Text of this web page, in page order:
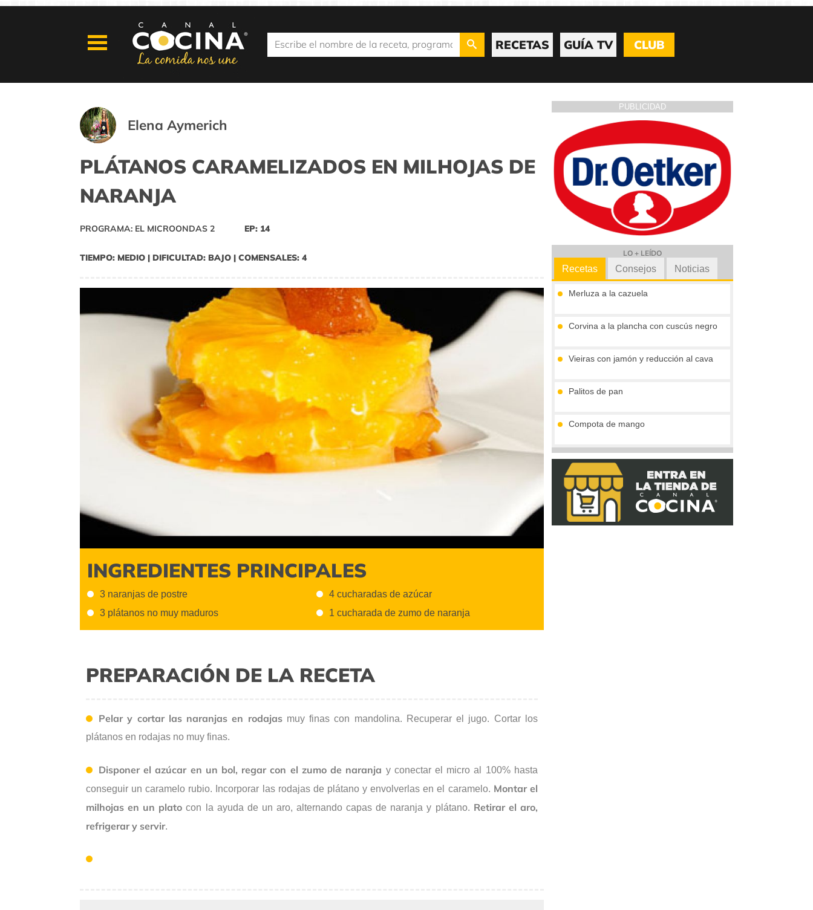
RECETAS GUÍA TV CLUB
Elena Aymerich
PLÁTANOS CARAMELIZADOS EN MILHOJAS DE
NARANJA
PROGRAMA: EL MICROONDAS 2 EP: 14
TIEMPO: MEDIO | DIFICULTAD: BAJO | COMENSALES: 4
INGREDIENTES PRINCIPALES
3 naranjas de postre
3 plátanos no muy maduros
4 cucharadas de azúcar
1 cucharada de zumo de naranja
PREPARACIÓN DE LA RECETA
Pelar y cortar las naranjas en rodajas muy finas con mandolina. Recuperar el jugo. Cortar los
plátanos en rodajas no muy finas.
Disponer el azúcar en un bol, regar con el zumo de naranja y conectar el micro al 100% hasta
conseguir un caramelo rubio. Incorporar las rodajas de plátano y envolverlas en el caramelo. Montar el
milhojas en un plato con la ayuda de un aro, alternando capas de naranja y plátano. Retirar el aro,
refrigerar y servir.
PUBLICIDAD
LO + LEÍDO
Recetas
Merluza a la cazuela
Corvina a la plancha con cuscús negro
Vieiras con jamón y reducción al cava
Palitos de pan
Compota de mango
Tronco de chocolate y turrón (sin gluten)
Consejos Noticias